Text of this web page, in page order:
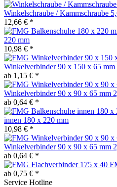
Winkelschraube / Kammschraube
12,66 € *
220 mm
10,98 € *
Winkelverbinder 90 x 150 x 65 mm
ab 1,15 € *
Winkelverbinder 90 x 90 x 65 mm
ab 0,64 € *
innen 180 x 220 mm
10,98 € *
Winkelverbinder 90 x 90 x 65 mm
ab 0,64 € *
ab 0,75 € *
Service Hotline